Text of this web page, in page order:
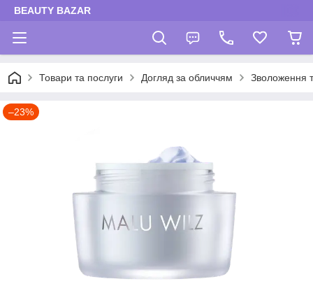
BEAUTY BAZAR
Товари та послуги Догляд за обличчям Зволоження
–23%